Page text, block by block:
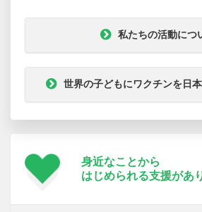
私たちの活動につ
世界の子どもにワクチンを日
身近なことから
はじめられる支援があ